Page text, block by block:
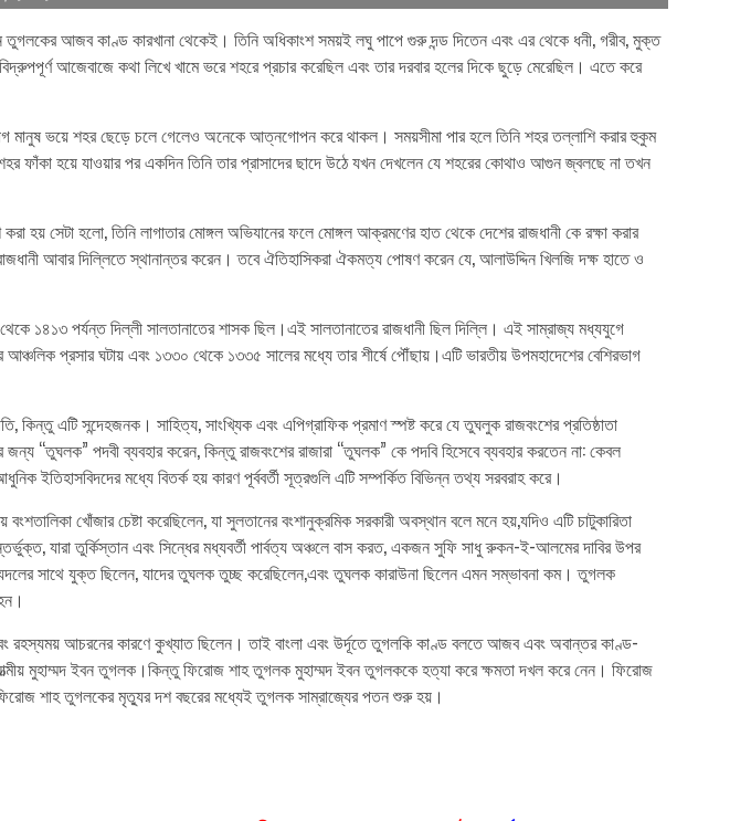
আজব কাণ্ড কারখানা থেকেই। তিনি অধিকাংশ সময়ই লঘু পাপে গুরু দন্ড দিতেন এবং এর থেকে ধনী, গরীব, মুক্ত
আজেবাজে কথা লিখে খামে ভরে শহরে প্রচার করেছিল এবং তার দরবার হলের দিকে ছুড়ে মেরেছিল। এতে করে
মানুষ ভয়ে শহর ছেড়ে চলে গেলেও অনেকে আত্নগোপন করে থাকল। সময়সীমা পার হলে তিনি শহর তল্লাশি করার হুকুম
ফাঁকা হয়ে যাওয়ার পর একদিন তিনি তার প্রাসাদের ছাদে উঠে যখন দেখলেন যে শহরের কোথাও আগুন জ্বলছে না তখন
হয় সেটা হলো, তিনি লাগাতার মোঙ্গল অভিযানের ফলে মোঙ্গল আক্রমণের হাত থেকে দেশের রাজধানী কে রক্ষা করার
আবার দিল্লিতে স্থানান্তর করেন। তবে ঐতিহাসিকরা ঐকমত্য পোষণ করেন যে, আলাউদ্দিন খিলজি দক্ষ হাতে ও
১৪১৩ পর্যন্ত দিল্লী সালতানাতের শাসক ছিল।এই সালতানাতের রাজধানী ছিল দিল্লি। এই সাম্রাজ্য মধ্যযুগে
প্রসার ঘটায় এবং ১৩৩০ থেকে ১৩৩৫ সালের মধ্যে তার শীর্ষে পৌঁছায়।এটি ভারতীয় উপমহাদেশের বেশিরভাগ
কিন্তু এটি সন্দেহজনক। সাহিত্য, সাংখ্যিক এবং এপিগ্রাফিক প্রমাণ স্পষ্ট করে যে তুঘলুক রাজবংশের প্রতিষ্ঠাতা
“তুঘলক” পদবী ব্যবহার করেন, কিন্তু রাজবংশের রাজারা “তুঘলক” কে পদবি হিসেবে ব্যবহার করতেন না: কেবল
ইতিহাসবিদদের মধ্যে বিতর্ক হয় কারণ পূর্ববর্তী সূত্রগুলি এটি সম্পর্কিত বিভিন্ন তথ্য সরবরাহ করে।
খোঁজার চেষ্টা করেছিলেন, যা সুলতানের বংশানুক্রমিক সরকারী অবস্থান বলে মনে হয়,যদিও এটি চাটুকারিতা
যারা তুর্কিস্তান এবং সিন্ধের মধ্যবর্তী পার্বত্য অঞ্চলে বাস করত, একজন সুফি সাধু রুকন-ই-আলমের দাবির উপর
সাথে যুক্ত ছিলেন, যাদের তুঘলক তুচ্ছ করেছিলেন,এবং তুঘলক কারাউনা ছিলেন এমন সম্ভাবনা কম। তুগলক
রহস্যময় আচরনের কারণে কুখ্যাত ছিলেন। তাই বাংলা এবং উর্দূতে তুগলকি কাণ্ড বলতে আজব এবং অবান্তর কাণ্ড-
মুহাম্মদ ইবন তুগলক।কিন্তু ফিরোজ শাহ তুগলক মুহাম্মদ ইবন তুগলককে হত্যা করে ক্ষমতা দখল করে নেন। ফিরোজ
ফিরোজ শাহ তুগলকের মৃত্যুর দশ বছরের মধ্যেই তুগলক সাম্রাজ্যের পতন শুরু হয়।